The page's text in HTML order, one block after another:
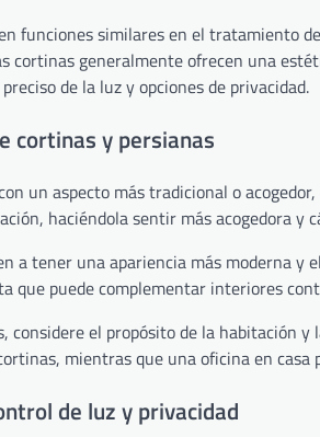
funciones similares en el tratamiento
cortinas generalmente ofrecen una
de la luz y opciones de privacidad.
cortinas y persianas
un aspecto más tradicional o
haciéndola sentir más acogedora y
a tener una apariencia más moderna
que puede complementar interiores
el propósito de la habitación y
mientras que una oficina en
de luz y privacidad